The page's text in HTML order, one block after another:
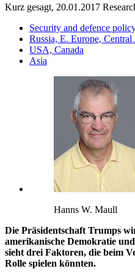
Kurz gesagt, 20.01.2017
Security and defence
Russia, E. Europe, Central
USA, Canada
Asia
Hanns W. Maull
Die Präsidentschaft Trumps
amerikanische Demokratie
sieht drei Faktoren, die beim
Rolle spielen könnten.